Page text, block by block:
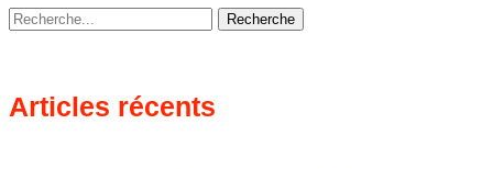
Recherche
Articles récents